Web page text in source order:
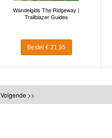
Wandelgids The Ridgeway |
Trailblazer Guides
Bestel € 21,95
Volgende >>